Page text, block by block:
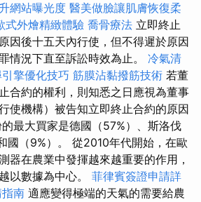
網站曝光度 醫美做臉讓肌膚恢復柔
式外燴精緻體驗 喬骨療法 立即終止
因後十五天內行使，但不得遲於原因
情況下直至訴訟時效為止。 冷氣清
擎優化技巧 筋膜沾黏撥筋技術 若董
合約的權利，則知悉之日應視為董事
使機構）被告知立即終止合約的原因
最大買家是德國（57%）、斯洛伐
國（9%）。 從2010年代開始，在歐
器在農業中發揮越來越重要的作用，
以數據為中心。 菲律賓簽證申請詳
南 適應變得極端的天氣的需要給農